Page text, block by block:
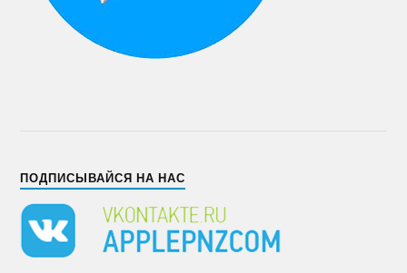
ПОДПИСЫВАЙСЯ НА НАС